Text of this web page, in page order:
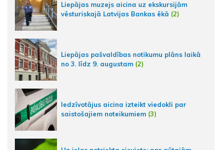
Liepājas muzejs aicina uz ekskursijām
vēsturiskajā Latvijas Bankas ēkā (2)
Liepājas pašvaldības notikumu plāns laikā
no 3. līdz 9. augustam (2)
Iedzīvotājus aicina izteikt viedokli par
saistošajiem noteikumiem (3)